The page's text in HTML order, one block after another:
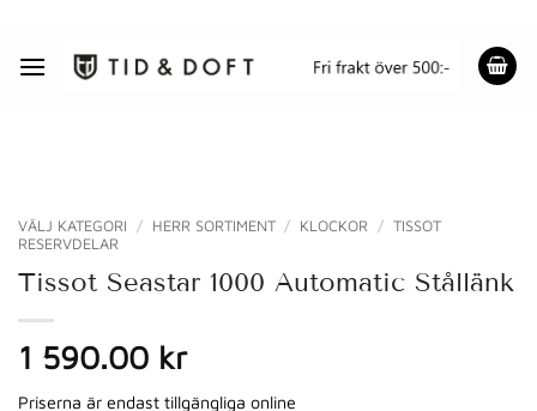
content
VÄLJ KATEGORI / HERR SORTIMENT / KLOCKOR / TISSOT
RESERVDELAR
Tissot Seastar 1000 Automatic Stållänk
1 590.00 kr
Priserna är endast tillgängliga online